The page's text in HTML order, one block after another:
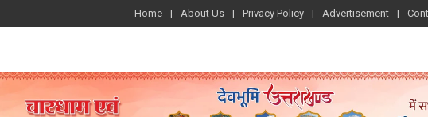
Home About Us Privacy Policy Advertisement